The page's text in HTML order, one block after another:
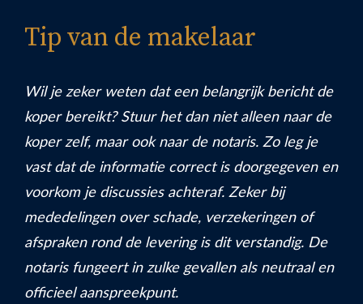
Tip van de makelaar
Wil je zeker weten dat een belangrijk bericht de
koper bereikt? Stuur het dan niet alleen naar de
koper zelf, maar ook naar de notaris. Zo leg je
vast dat de informatie correct is doorgegeven en
voorkom je discussies achteraf. Zeker bij
mededelingen over schade, verzekeringen of
afspraken rond de levering is dit verstandig. De
notaris fungeert in zulke gevallen als neutraal en
officieel aanspreekpunt.